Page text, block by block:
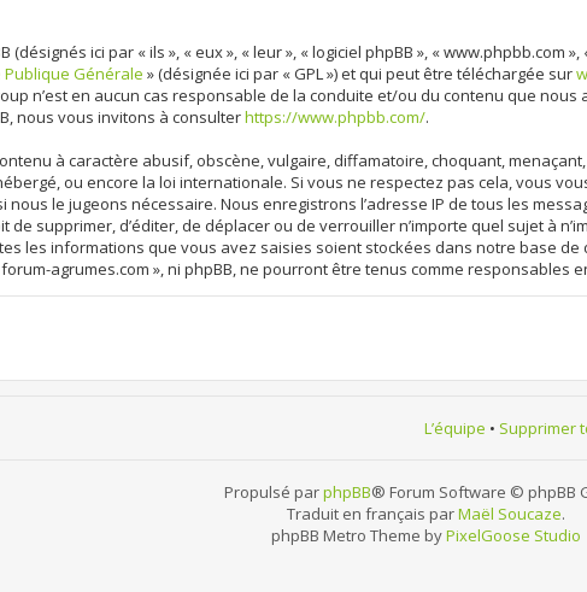
ici par « ils », « eux », « leur », « logiciel phpBB », « www.phpbb.com
Publique Générale » (désignée ici par « GPL ») et qui peut être téléchargée sur
n’est en aucun cas responsable de la conduite et/ou du contenu que
nous vous invitons à consulterhttps://www.phpbb.com/.
à caractère abusif, obscène, vulgaire, diffamatoire, choquant,
ou encore la loi internationale. Si vous ne respectez pas cela, vous
nous le jugeons nécessaire. Nous enregistrons l’adresse IP de tous les
de supprimer, d’éditer, de déplacer ou de verrouiller n’importe quel sujet à
les informations que vous avez saisies soient stockées dans notre base
agrumes.com », ni phpBB, ne pourront être tenus comme
L’équipe • Supprimer
Propulsé parphpBB® Forum Software © phpBB
Traduit en français parMaël Soucaze.
phpBB Metro Theme byPixelGoose Studio